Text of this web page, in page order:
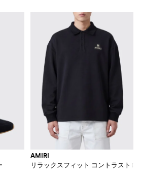
AMIRI
リラックスフィット コントラスト